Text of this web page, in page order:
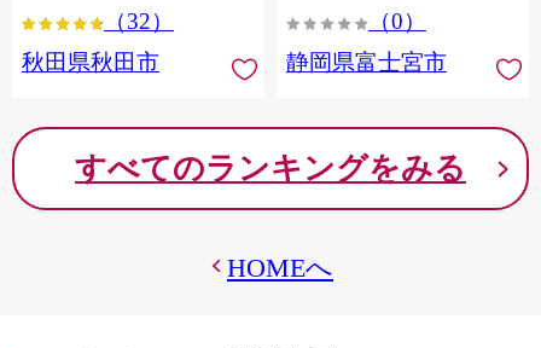
（32）
秋田県秋田市
（0）
静岡県富士宮市
すべてのランキングをみる
HOMEへ